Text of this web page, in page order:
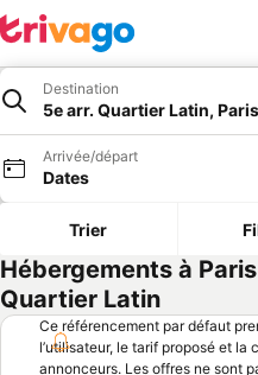
Destination
5e arr. Quartier Latin, Paris
Arrivée/départ
Dates
Trier
Hébergements à
Quartier Latin
Ce référencement par défaut
l’utilisateur, le tarif proposé et la
annonceurs. Les offres ne sont